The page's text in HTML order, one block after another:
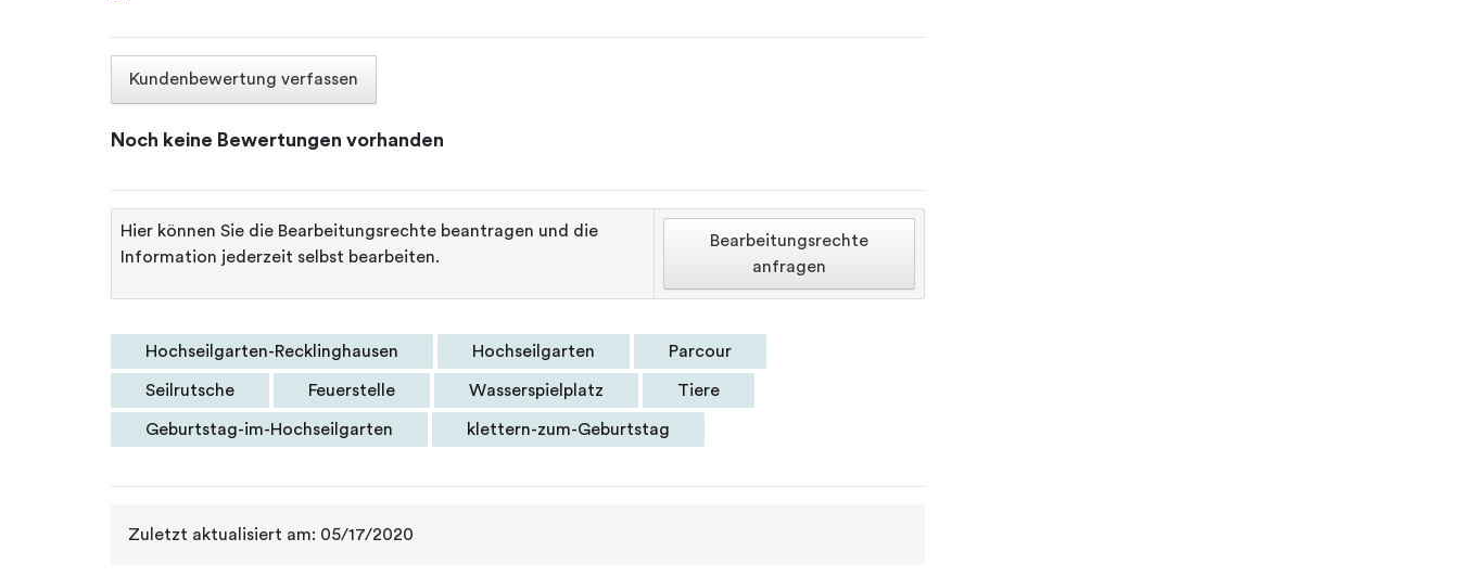
Kundenbewertung verfassen
Noch keine Bewertungen vorhanden
Hier können Sie die Bearbeitungsrechte beantragen und die
Information jederzeit selbst bearbeiten.
Bearbeitungsrechte
anfragen
Hochseilgarten-Recklinghausen Hochseilgarten Parcour
Seilrutsche Feuerstelle Wasserspielplatz Tiere
Geburtstag-im-Hochseilgarten klettern-zum-Geburtstag
Zuletzt aktualisiert am: 05/17/2020